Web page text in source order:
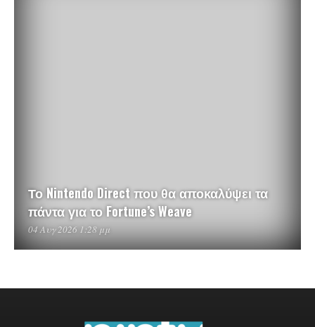
Το Nintendo Direct που θα αποκαλύψει τα
πάντα για το Fortune’s Weave
04 Αυγ 2026 1:28 μμ